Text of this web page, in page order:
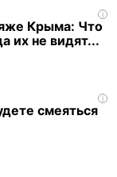
i
Крыма: Что
их не видят...
i
смеяться